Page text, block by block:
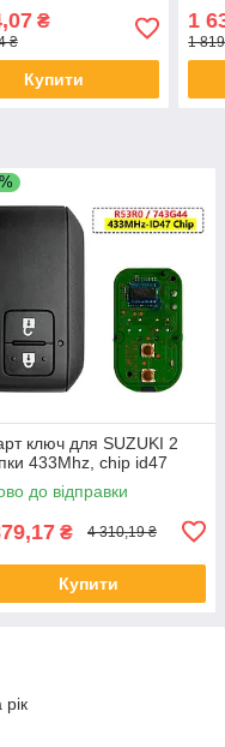
₴
₴
Купити
1
1
ключ для SUZUKI 2
433Mhz, chip id47
до відправки
₴ 4 310,19 ₴
Купити